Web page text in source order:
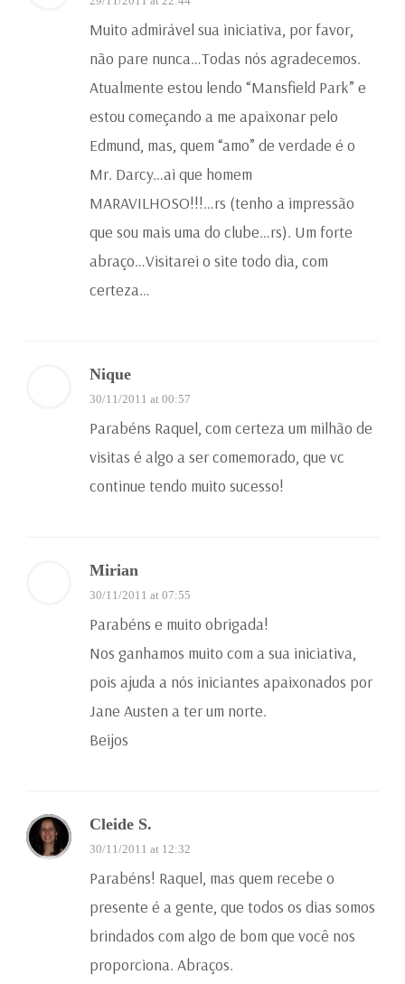
Muito admirável sua iniciativa, por favor,
não pare nunca…Todas nós agradecemos.
Atualmente estou lendo “Mansfield Park” e
estou começando a me apaixonar pelo
Edmund, mas, quem “amo” de verdade é o
Mr. Darcy…ai que homem
MARAVILHOSO!!!…rs (tenho a impressão
que sou mais uma do clube…rs). Um forte
abraço…Visitarei o site todo dia, com
certeza…
Nique
30/11/2011 at 00:57
Parabéns Raquel, com certeza um milhão de
visitas é algo a ser comemorado, que vc
continue tendo muito sucesso!
Mirian
30/11/2011 at 07:55
Parabéns e muito obrigada!
Nos ganhamos muito com a sua iniciativa,
pois ajuda a nós iniciantes apaixonados por
Jane Austen a ter um norte.
Beijos
Cleide S.
30/11/2011 at 12:32
Parabéns! Raquel, mas quem recebe o
presente é a gente, que todos os dias somos
brindados com algo de bom que você nos
proporciona. Abraços.